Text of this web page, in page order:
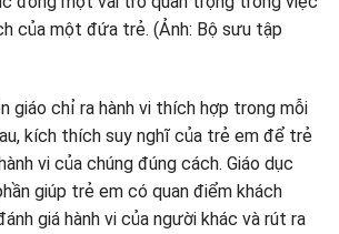
giáo chỉ ra hành vi thích hợp trong mỗi
kích thích suy nghĩ của trẻ em để trẻ
vi của chúng đúng cách. Giáo dục
giúp trẻ em có quan điểm khách
giá hành vi của người khác và rút ra